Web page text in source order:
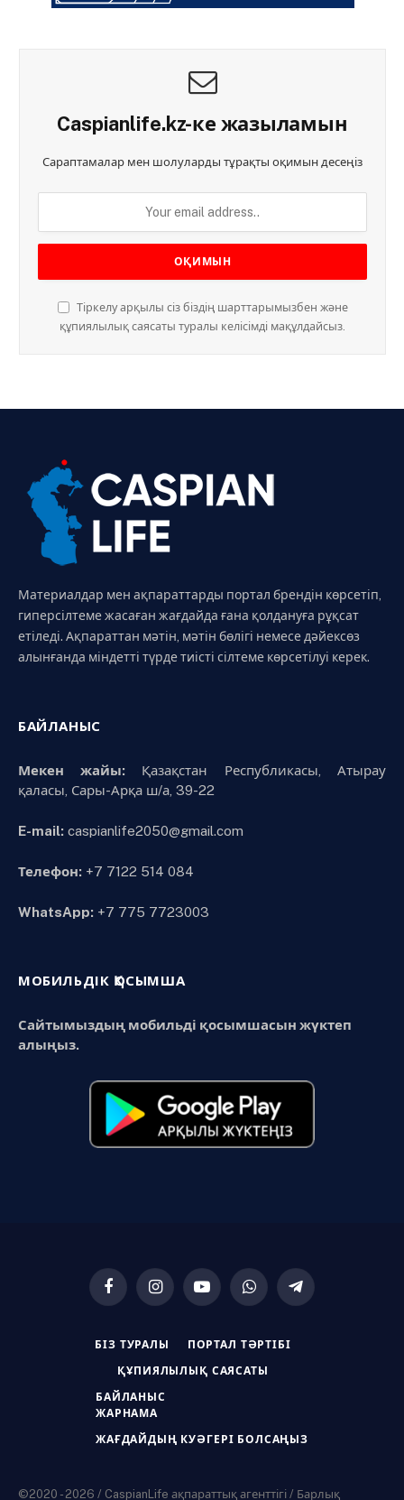
Caspianlife.kz-ке жазыламын
Сараптамалар мен шолуларды тұрақты оқимын десеңіз
Тіркелу арқылы сіз біздің шарттарымызбен және
құпиялылық саясаты туралы келісімді мақұлдайсыз.
Материалдар мен ақпараттарды портал брендін көрсетіп,
гиперсілтеме жасаған жағдайда ғана қолдануға рұқсат
етіледі. Ақпараттан мәтін, мәтін бөлігі немесе дәйексөз
алынғанда міндетті түрде тиісті сілтеме көрсетілуі керек.
БАЙЛАНЫС
Мекен жайы:Қазақстан Республикасы, Атырау
қаласы, Сары-Арқа ш/а, 39-22
E-mail: caspianlife2050@gmail.com
Телефон: +7 7122 514 084
WhatsApp: +7 775 7723003
МОБИЛЬДІК ҚОСЫМША
Сайтымыздың мобильді қосымшасын жүктеп
алыңыз.
FacebookInstagramYouTubeWhatsAppTelegram
БІЗ ТУРАЛЫ ПОРТАЛ ТӘРТІБІ
ҚҰПИЯЛЫЛЫҚ САЯСАТЫ
БАЙЛАНЫС
ЖАРНАМА
ЖАҒДАЙДЫҢ КУӘГЕРІ БОЛСАҢЫЗ
©2020 - 2026 / CaspianLife ақпараттық агенттігі / Барлық